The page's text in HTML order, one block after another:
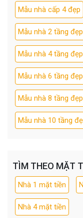
Mẫu nhà cấp 4 đẹp
Mẫu nhà 2 tầng đẹp
Mẫu nhà 4 tầng đẹp
Mẫu nhà 6 tầng đẹp
Mẫu nhà 8 tầng đẹp
Mẫu nhà 10 tầng
TÌM THEO MẶT
Nhà 1 mặt tiền
Nhà 4 mặt tiền